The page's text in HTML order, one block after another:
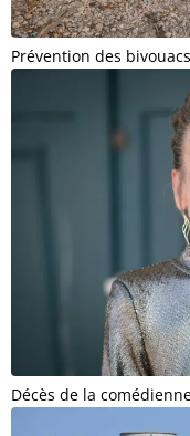
Prévention des
Décès de la